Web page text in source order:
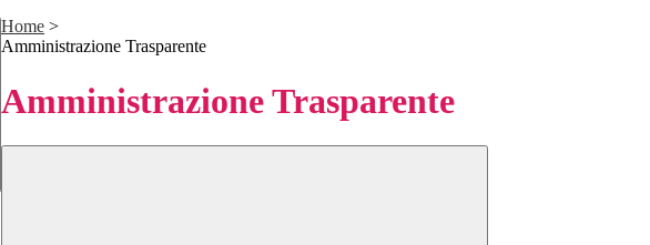
Home >
Amministrazione Trasparente
Amministrazione Trasparente